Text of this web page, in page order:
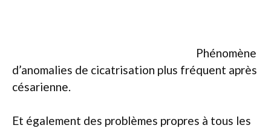
Phénomène
d’anomalies de cicatrisation plus fréquent après
césarienne.
Et également des problèmes propres à tous les